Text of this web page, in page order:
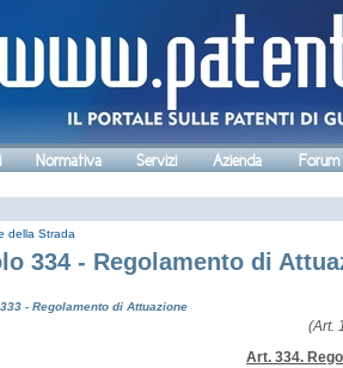
Normativa Servizi Azienda Forum
della Strada
334 - Regolamento di
- Regolamento di Attuazione
(Art.
Art. 334.